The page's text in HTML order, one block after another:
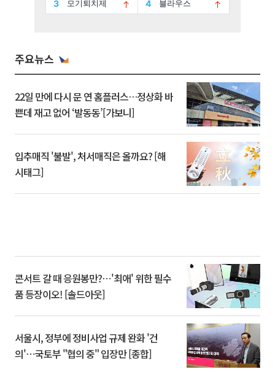
주요뉴스
22일 만에 다시 문 연 홈플러스…정상화 바
쁜데 재고 없어 ‘발동동’[가보니]
입추매직 '불발', 처서매직은 올까요? [해
시태그]
콘서트 갈 때 응원봉만?⋯'최애' 위한 필수
품 등장이오! [솔드아웃]
서울시, 정부에 정비사업 규제 완화 '건
의'⋯국토부 "협의 중" 입장만 [종합]